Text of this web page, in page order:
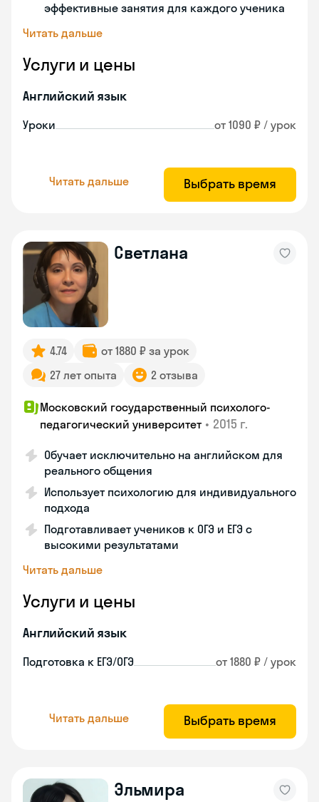
эффективные занятия для каждого ученика
Читать дальше
Услуги и цены
Английский язык
Уроки от 1090 ₽ / урок
Читать дальше Выбрать время
Светлана
4.74
от 1880 ₽ за урок
27 лет опыта
2 отзыва
Московский государственный психолого-
педагогический университет • 2015 г.
Обучает исключительно на английском для
реального общения
Использует психологию для индивидуального
подхода
Подготавливает учеников к ОГЭ и ЕГЭ с
высокими результатами
Читать дальше
Услуги и цены
Английский язык
Подготовка к ЕГЭ/ОГЭ от 1880 ₽ / урок
Читать дальше Выбрать время
Эльмира